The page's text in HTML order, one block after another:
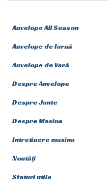
Anvelope All Season
Anvelope de Iarnă
Anvelope de Vară
Despre Anvelope
Despre Jante
Despre Masina
Intretinere masina
Noutăți
Sfaturi utile